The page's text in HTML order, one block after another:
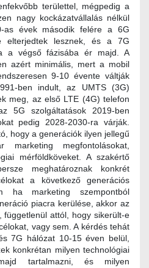
területtel, mégpedig a
nagy kockázatvállalás nélkül
as évek második felére a 6G
elterjedtek lesznek, és a 7G
a végső fázisába ér majd. A
azért minimális, mert a mobil
9-10 évente váltják
ben indult, az UMTS (3G)
meg, az első LTE (4G) telefon
5G szolgáltatások 2019-ben
pedig 2028-2030-ra várják.
hogy a generációk ilyen jellegű
marketing megfontolásokat,
mérföldköveket. A szakértő
meghatároznak konkrét
a következő generációs
ha marketing szempontból
piacra kerülése, akkor az
függetlenül attól, hogy sikerült-e
vagy sem. A kérdés tehát
7G hálózat 10‑15 éven belül,
konkrétan milyen technológiai
tartalmazni, és milyen